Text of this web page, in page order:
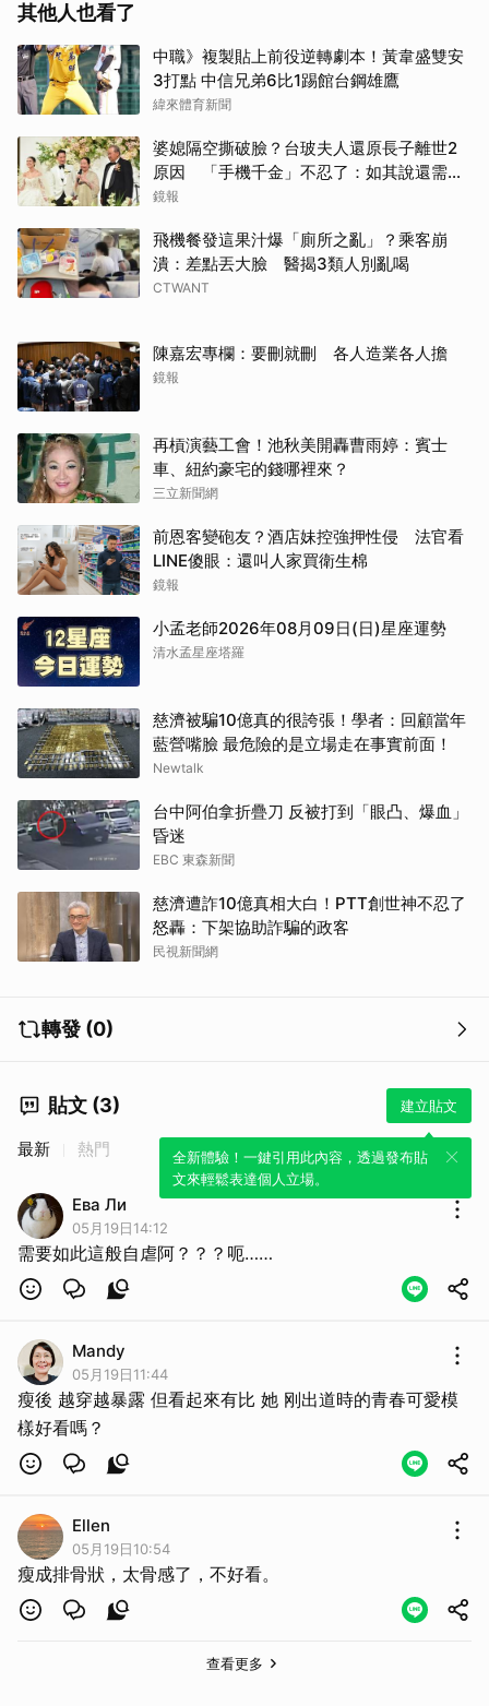
其他人也看了
中職》複製貼上前役逆轉劇本！黃韋盛雙安
3打點 中信兄弟6比1踢館台鋼雄鷹
緯來體育新聞
婆媳隔空撕破臉？台玻夫人還原長子離世2
原因 「手機千金」不忍了：如其說還需要
離開嗎？
鏡報
飛機餐發這果汁爆「廁所之亂」？乘客崩
潰：差點丟大臉 醫揭3類人別亂喝
CTWANT
陳嘉宏專欄：要刪就刪 各人造業各人擔
鏡報
再槓演藝工會！池秋美開轟曹雨婷：賓士
車、紐約豪宅的錢哪裡來？
三立新聞網
前恩客變砲友？酒店妹控強押性侵 法官看
LINE傻眼：還叫人家買衛生棉
鏡報
小孟老師2026年08月09日(日)星座運勢
清水孟星座塔羅
慈濟被騙10億真的很誇張！學者：回顧當年
藍營嘴臉 最危險的是立場走在事實前面！
Newtalk
台中阿伯拿折疊刀 反被打到「眼凸、爆血」
昏迷
EBC 東森新聞
慈濟遭詐10億真相大白！PTT創世神不忍了
怒轟：下架協助詐騙的政客
民視新聞網
轉發 (0)
貼文 (3) 建立貼文
全新體驗！一鍵引用此內容，透過發布貼
文來輕鬆表達個人立場。
最新 熱門
Ева Ли
05月19日14:12
需要如此這般自虐阿？？？呃……
Mandy
05月19日11:44
瘦後 越穿越暴露 但看起來有比 她 刚出道時的青春可愛模
樣好看嗎？
Ellen
05月19日10:54
瘦成排骨狀，太骨感了，不好看。
查看更多
取消